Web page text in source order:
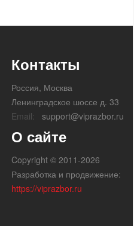
Контакты
Россия, Москва
Ленинградское шоссе д. 33
Email:
support@viprazbor.ru
О сайте
Copyright © 2011-2026
Разработка и продвижение:
https://viprazbor.ru